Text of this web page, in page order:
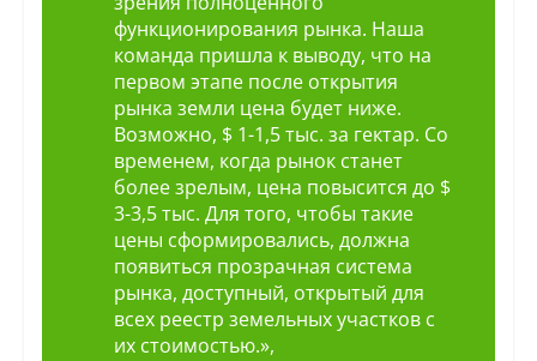
функционирования рынка. Наша
команда пришла к выводу, что на
первом этапе после открытия
рынка земли цена будет ниже.
Возможно, $ 1-1,5 тыс. за гектар. Со
временем, когда рынок станет
более зрелым, цена повысится до $
3-3,5 тыс. Для того, чтобы такие
цены сформировались, должна
появиться прозрачная система
рынка, доступный, открытый для
всех реестр земельных участков с
их стоимостью.»,